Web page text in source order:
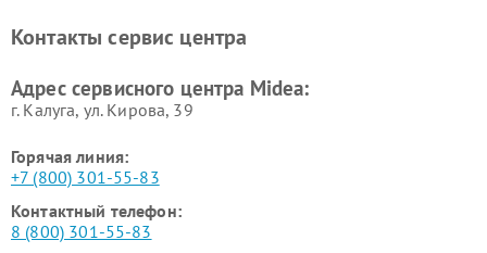
пылесосов Midea
Midea
Контакты сервис центра
Адрес сервисного центра Midea:
г. Калуга, ул. Кирова, 39
Горячая линия:
+7 (800) 301-55-83
Контактный телефон:
8 (800) 301-55-83